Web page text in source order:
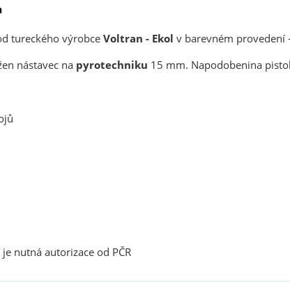
tureckého výrobceVoltran - Ekol v barevném provedení
nástavec napyrotechniku 15 mm. Napodobenina
nutná autorizace od PČR